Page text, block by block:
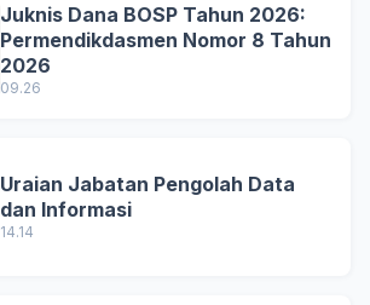
Juknis Dana BOSP Tahun 2026:
Permendikdasmen Nomor 8 Tahun
2026
09.26
Uraian Jabatan Pengolah Data
dan Informasi
14.14